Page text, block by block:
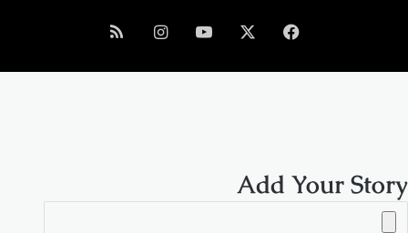
فيسبوك ‫YouTubeانستقرامملخص
الموقع
Add Your Story